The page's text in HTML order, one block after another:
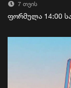
7 თვის
ფორმულა 14:00